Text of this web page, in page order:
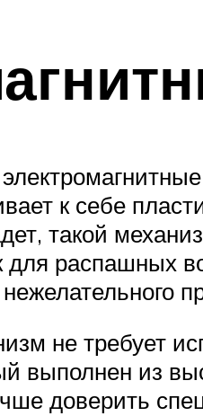
к себе
такой
распашных
не требует
выполнен из
доверить